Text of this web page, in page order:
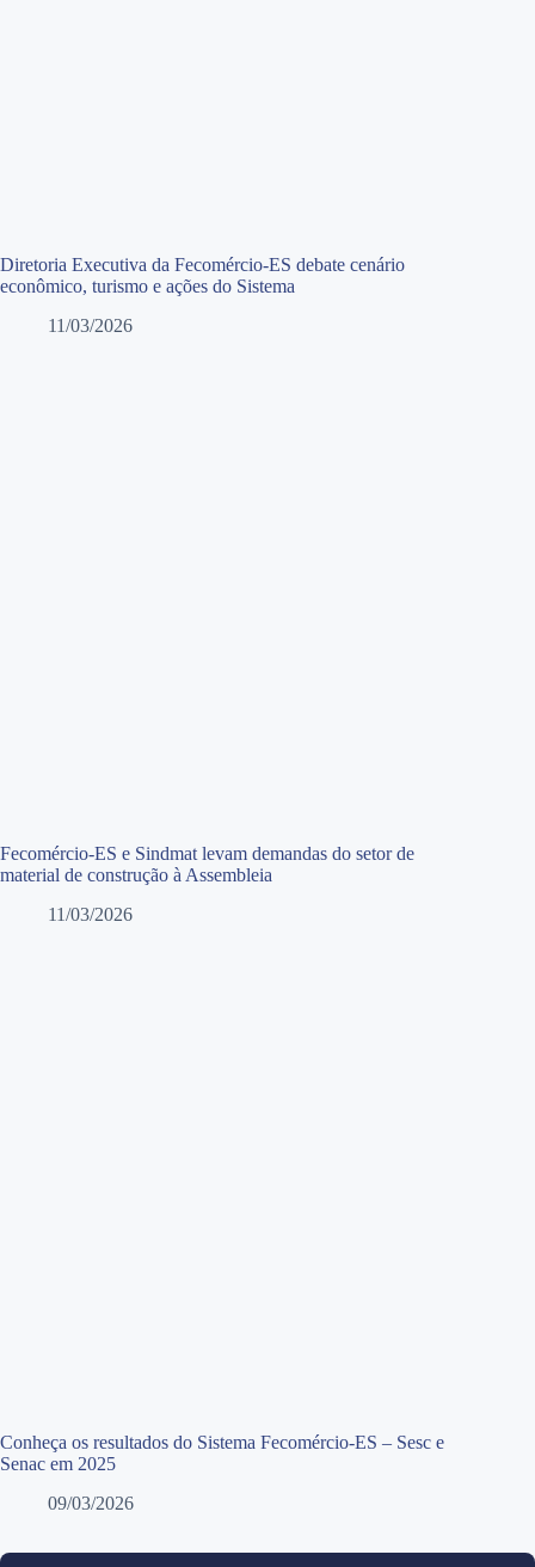
Diretoria Executiva da Fecomércio-ES debate cenário
econômico, turismo e ações do Sistema
11/03/2026
Fecomércio-ES e Sindmat levam demandas do setor de
material de construção à Assembleia
11/03/2026
Conheça os resultados do Sistema Fecomércio-ES – Sesc e
Senac em 2025
09/03/2026